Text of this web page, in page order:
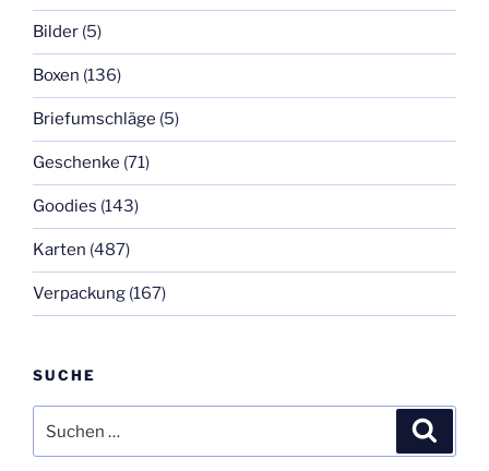
Bilder (5)
Boxen (136)
Briefumschläge (5)
Geschenke (71)
Goodies (143)
Karten (487)
Verpackung (167)
SUCHE
nach: